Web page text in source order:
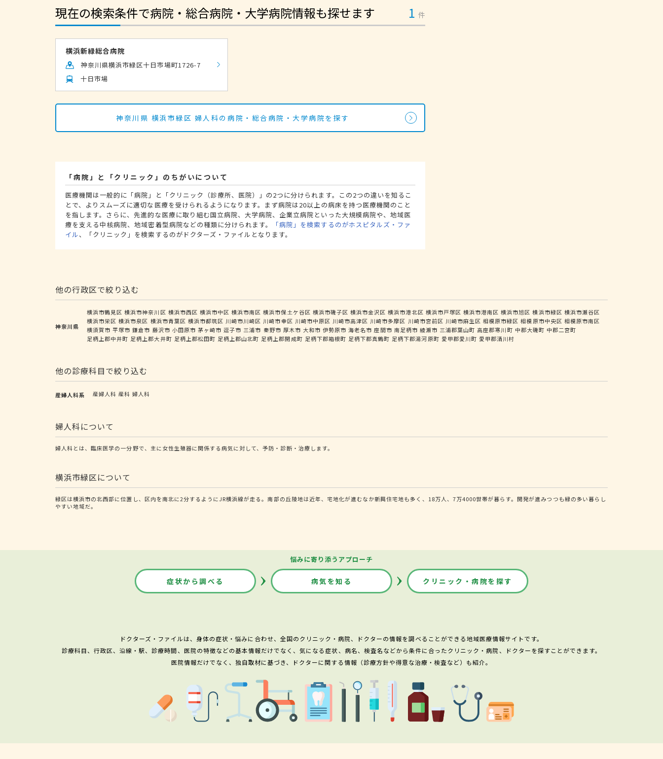
現在の検索条件で病院・総合病院・大学病院情報も探せます 1 件
横浜新緑総合病院
神奈川県横浜市緑区十日市場町1726-7
十日市場
神奈川県 横浜市緑区 婦人科の病院・総合病院・大学病院を探す
「病院」と「クリニック」のちがいについて
医療機関は一般的に「病院」と「クリニック（診療所、医院）」の2つに分けられます。この2つの違いを知るこ
とで、よりスムーズに適切な医療を受けられるようになります。まず病院は20以上の病床を持つ医療機関のこと
を指します。さらに、先進的な医療に取り組む国立病院、大学病院、企業立病院といった大規模病院や、地域医
療を支える中核病院、地域密着型病院などの種類に分けられます。
「病院」を検索するのがホスピタルズ・ファ
イル、「クリニック」を検索するのがドクターズ・ファイルとなります。
他の行政区で絞り込む
神奈川県
横浜市鶴見区 横浜市神奈川区 横浜市西区 横浜市中区 横浜市南区 横浜市保土ケ谷区 横浜市磯子区 横浜市金沢区 横浜市港北区 横浜市戸塚区 横浜市港南区 横浜市旭区 横浜市緑区 横浜市瀬谷区
横浜市栄区 横浜市泉区 横浜市青葉区 横浜市都筑区 川崎市川崎区 川崎市幸区 川崎市中原区 川崎市高津区 川崎市多摩区 川崎市宮前区 川崎市麻生区 相模原市緑区 相模原市中央区 相模原市南区
横須賀市 平塚市 鎌倉市 藤沢市 小田原市 茅ヶ崎市 逗子市 三浦市 秦野市 厚木市 大和市 伊勢原市 海老名市 座間市 南足柄市 綾瀬市 三浦郡葉山町 高座郡寒川町 中郡大磯町 中郡二宮町
足柄上郡中井町 足柄上郡大井町 足柄上郡松田町 足柄上郡山北町 足柄上郡開成町 足柄下郡箱根町 足柄下郡真鶴町 足柄下郡湯河原町 愛甲郡愛川町 愛甲郡清川村
他の診療科目で絞り込む
産婦人科系 産婦人科 産科 婦人科
婦人科について
婦人科とは、臨床医学の一分野で、主に女性生殖器に関係する病気に対して、予防・診断・治療します。
横浜市緑区について
緑区は横浜市の北西部に位置し、区内を南北に2分するようにJR横浜線が走る。南部の丘陵地は近年、宅地化が進むなか新興住宅地も多く、18万人、7万4000世帯が暮らす。開発が進みつつも緑の多い暮らし
やすい地域だ。
悩みに寄り添うアプローチ
症状から調べる 病気を知る クリニック・病院を探す
ドクターズ・ファイルは、身体の症状・悩みに合わせ、全国のクリニック・病院、ドクターの情報を調べることができる地域医療情報サイトです。
診療科目、行政区、沿線・駅、診療時間、医院の特徴などの基本情報だけでなく、気になる症状、病名、検査名などから条件に合ったクリニック・病院、ドクターを探すことができます。
医院情報だけでなく、独自取材に基づき、ドクターに関する情報（診療方針や得意な治療・検査など）も紹介。